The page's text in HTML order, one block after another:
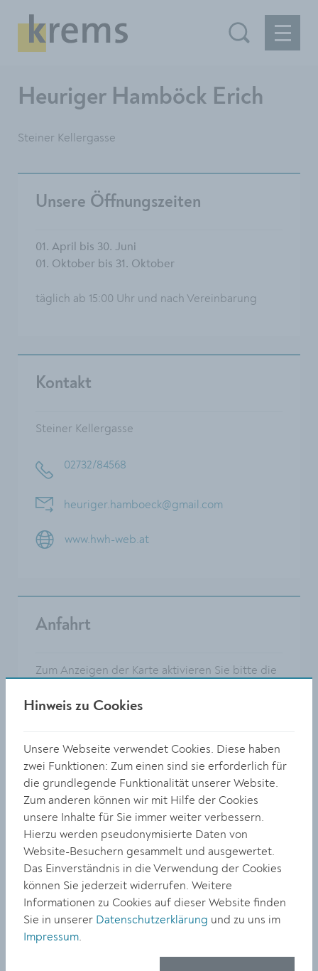
Heuriger Hamböck Erich
Steiner Kellergasse
Unsere Öffnungszeiten
01. April bis 30. Juni
01. Oktober bis 31. Oktober
täglich ab 15:00 Uhr und nach Vereinbarung
Kontakt
Steiner Kellergasse
02732/84568
heuriger.hamboeck@gmail.com
www.hwh-web.at
Anfahrt
Zum Anzeigen der Karte aktivieren Sie bitte die
Einstellungen.
Hinweis zu Cookies
Unsere Webseite verwendet Cookies. Diese haben
zwei Funktionen: Zum einen sind sie erforderlich für
die grundlegende Funktionalität unserer Website.
Zum anderen können wir mit Hilfe der Cookies
unsere Inhalte für Sie immer weiter verbessern.
Hierzu werden pseudonymisierte Daten von
Website-Besuchern gesammelt und ausgewertet.
Das Einverständnis in die Verwendung der Cookies
können Sie jederzeit widerrufen. Weitere
Informationen zu Cookies auf dieser Website finden
Sie in unserer Datenschutzerklärung und zu uns im
Impressum.